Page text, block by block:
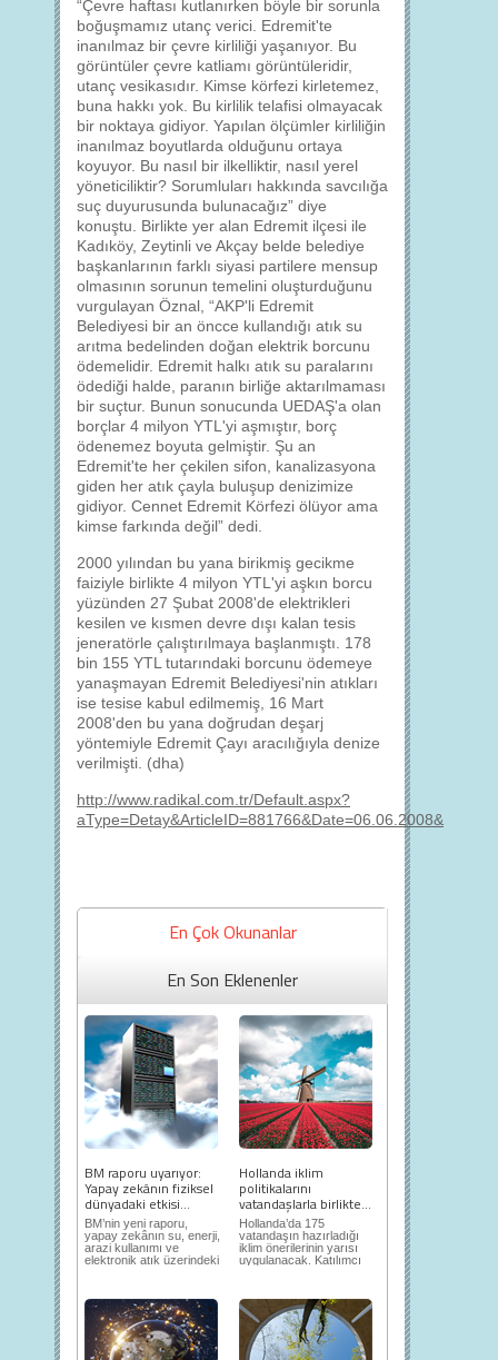
“Çevre haftası kutlanırken böyle bir sorunla
boğuşmamız utanç verici. Edremit'te
inanılmaz bir çevre kirliliği yaşanıyor. Bu
görüntüler çevre katliamı görüntüleridir,
utanç vesikasıdır. Kimse körfezi kirletemez,
buna hakkı yok. Bu kirlilik telafisi olmayacak
bir noktaya gidiyor. Yapılan ölçümler kirliliğin
inanılmaz boyutlarda olduğunu ortaya
koyuyor. Bu nasıl bir ilkelliktir, nasıl yerel
yöneticiliktir? Sorumluları hakkında savcılığa
suç duyurusunda bulunacağız” diye
konuştu. Birlikte yer alan Edremit ilçesi ile
Kadıköy, Zeytinli ve Akçay belde belediye
başkanlarının farklı siyasi partilere mensup
olmasının sorunun temelini oluşturduğunu
vurgulayan Öznal, “AKP'li Edremit
Belediyesi bir an öncce kullandığı atık su
arıtma bedelinden doğan elektrik borcunu
ödemelidir. Edremit halkı atık su paralarını
ödediği halde, paranın birliğe aktarılmaması
bir suçtur. Bunun sonucunda UEDAŞ'a olan
borçlar 4 milyon YTL'yi aşmıştır, borç
ödenemez boyuta gelmiştir. Şu an
Edremit'te her çekilen sifon, kanalizasyona
giden her atık çayla buluşup denizimize
gidiyor. Cennet Edremit Körfezi ölüyor ama
kimse farkında değil” dedi.
2000 yılından bu yana birikmiş gecikme
faiziyle birlikte 4 milyon YTL'yi aşkın borcu
yüzünden 27 Şubat 2008'de elektrikleri
kesilen ve kısmen devre dışı kalan tesis
jeneratörle çalıştırılmaya başlanmıştı. 178
bin 155 YTL tutarındaki borcunu ödemeye
yanaşmayan Edremit Belediyesi'nin atıkları
ise tesise kabul edilmemiş, 16 Mart
2008'den bu yana doğrudan deşarj
yöntemiyle Edremit Çayı aracılığıyla denize
verilmişti. (dha)
http://www.radikal.com.tr/Default.aspx?
En Çok Okunanlar
En Son Eklenenler
BM raporu uyarıyor:
Yapay zekânın fiziksel
dünyadaki etkisi...
BM’nin yeni raporu,
yapay zekânın su, enerji,
arazi kullanımı ve
elektronik atık üzerindeki
Hollanda iklim
politikalarını
vatandaşlarla birlikte...
Hollanda’da 175
vatandaşın hazırladığı
iklim önerilerinin yarısı
uygulanacak. Katılımcı